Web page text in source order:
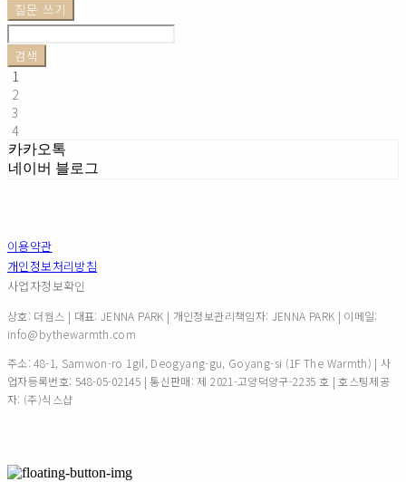
질문 쓰기
검색
1
2
3
4
카카오톡
네이버 블로그
이용약관
개인정보처리방침
사업자정보확인
상호: 더웜스 | 대표: JENNA PARK | 개인정보관리책임자: JENNA PARK | 이메일:
info@bythewarmth.com
주소: 48-1, Samwon-ro 1gil, Deogyang-gu, Goyang-si (1F The Warmth) | 사
업자등록번호: 548-05-02145 | 통신판매:제 2021-고양덕양구-2235 호 | 호스팅제공
자: (주)식스샵